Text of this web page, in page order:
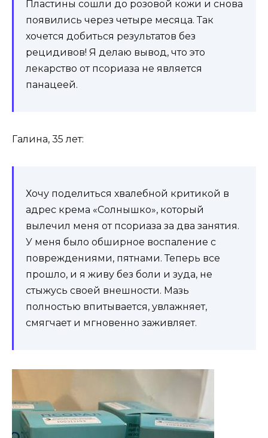
Пластины сошли до розовой кожи и снова
появились через четыре месяца. Так
хочется добиться результатов без
рецидивов! Я делаю вывод, что это
лекарство от псориаза не является
панацеей.
Галина, 35 лет:
Хочу поделиться хвалебной критикой в
адрес крема «Солнышко», который
вылечил меня от псориаза за два занятия.
У меня было обширное воспаление с
повреждениями, пятнами. Теперь все
прошло, и я живу без боли и зуда, не
стыжусь своей внешности. Мазь
полностью впитывается, увлажняет,
смягчает и мгновенно заживляет.